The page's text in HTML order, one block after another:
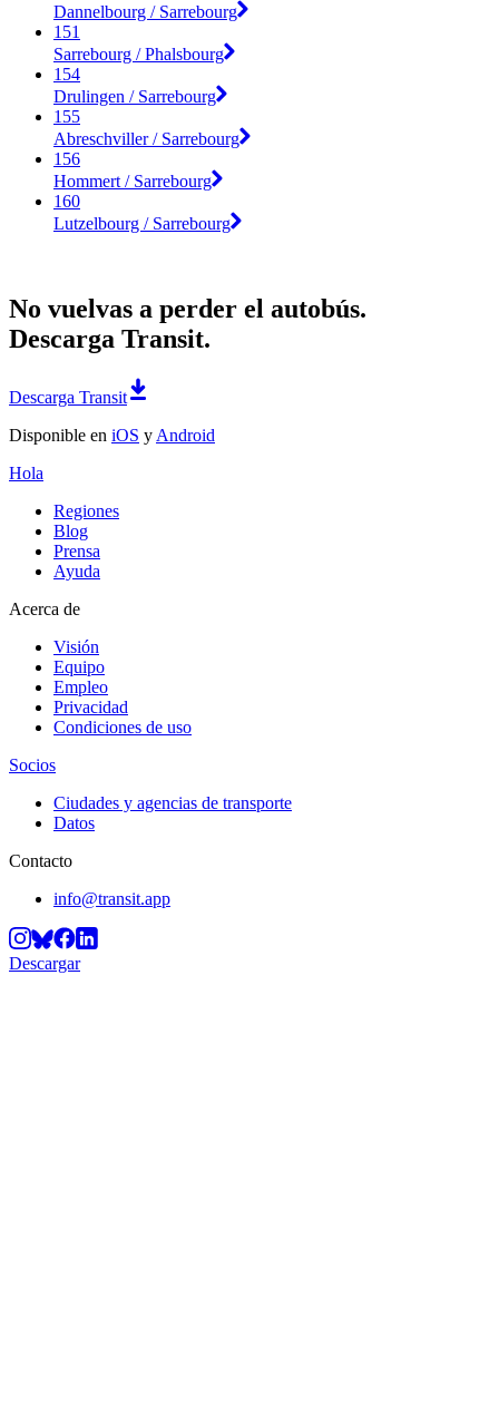
Dannelbourg / Sarrebourg
151
Sarrebourg / Phalsbourg
154
Drulingen / Sarrebourg
155
Abreschviller / Sarrebourg
156
Hommert / Sarrebourg
160
Lutzelbourg / Sarrebourg
No vuelvas a perder el autobús.
Descarga Transit.
Descarga Transit
Disponible en iOS y Android
Hola
Regiones
Blog
Prensa
Ayuda
Acerca de
Visión
Equipo
Empleo
Privacidad
Condiciones de uso
Socios
Ciudades y agencias de transporte
Datos
Contacto
info@transit.app
Descargar